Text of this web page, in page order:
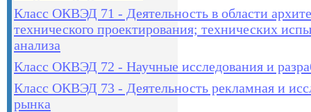
Класс ОКВЭД 71 - Деятельность в области
технического проектирования; технических
анализа
Класс ОКВЭД 72 - Научные исследования и
Класс ОКВЭД 73 - Деятельность рекламная и
рынка